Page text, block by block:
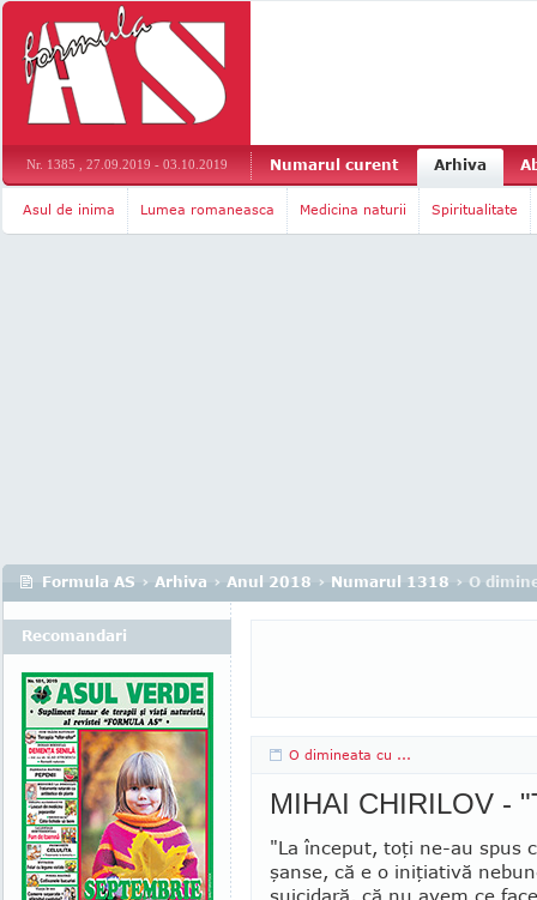
Nr. 1385 , 27.09.2019 - 03.10.2019 Numarul curent Arhiva
Asul de inima Lumea romaneasca Medicina naturii Spiritualitate
Formula AS › Arhiva › Anul 2018 › Numarul 1318 › O
O dimineata cu ...
MIHAI CHIRILOV -
"La început, toţi ne-au spus
şanse, că e o iniţiativă
suicidară, că nu avem ce
Recomandari